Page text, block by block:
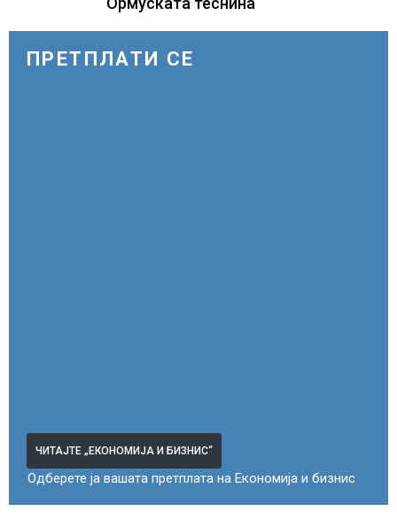
ПРЕТПЛАТИ СЕ
ЧИТАЈТЕ „ЕКОНОМИЈА И БИЗНИС“
Одберете ја вашата претплата на Економија и бизнис